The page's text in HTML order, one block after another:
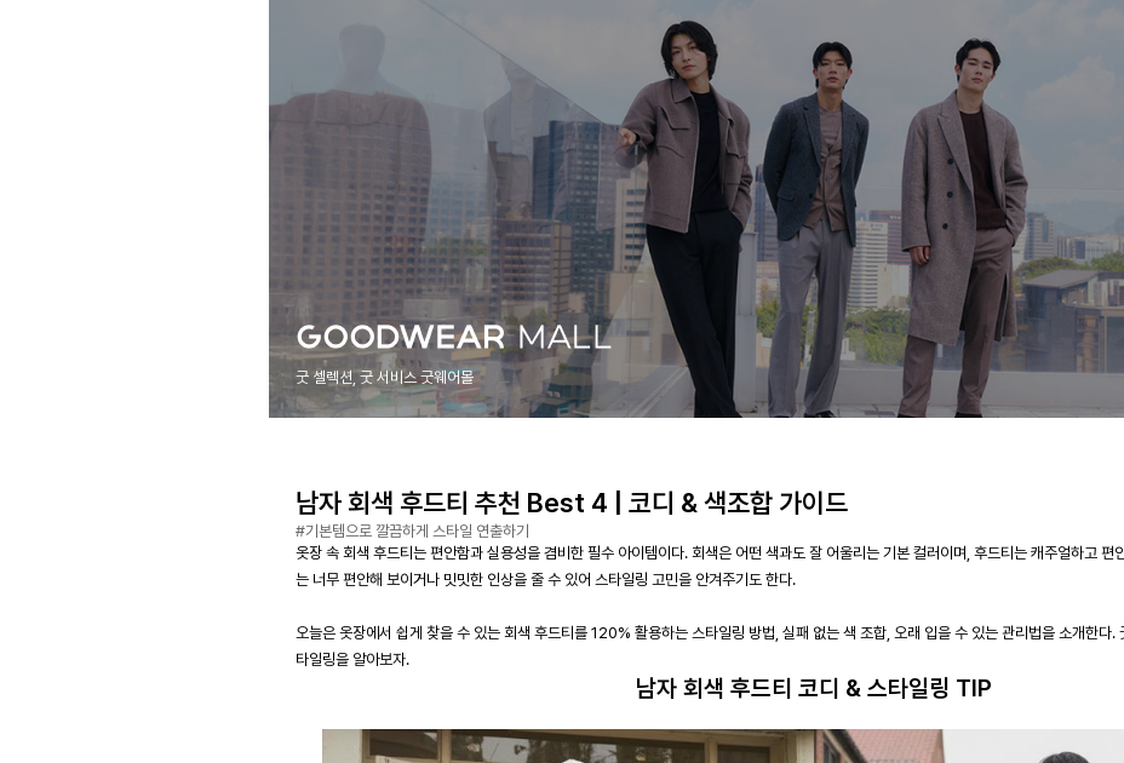
굿 셀렉션, 굿 서비스 굿웨어몰
남자 회색 후드티 추천 Best 4 | 코디 & 색조합 가이드
#기본템으로 깔끔하게 스타일 연출하기
옷장 속 회색 후드티는 편안함과 실용성을 겸비한 필수 아이템이다. 회색은 어떤 색과도 잘 어울리는 기본 컬러이며, 후드티는 캐주얼하고 편
는 너무 편안해 보이거나 밋밋한 인상을 줄 수 있어 스타일링 고민을 안겨주기도 한다.
오늘은 옷장에서 쉽게 찾을 수 있는 회색 후드티를 120% 활용하는 스타일링 방법, 실패 없는 색 조합, 오래 입을 수 있는 관리법을 소개한다.
타일링을 알아보자.
남자 회색 후드티 코디 & 스타일링 TIP